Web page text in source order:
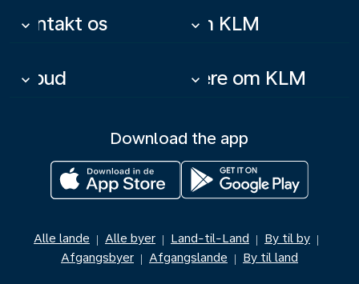
Kontakt os
keyboard_arrow_down Om KLM
keyboard_arrow_down
Tilbud
keyboard_arrow_down Mere om KLM
keyboard_arrow_down
Download the app
Alle lande | Alle byer | Land-til-Land | By til by |
Afgangsbyer | Afgangslande | By til land